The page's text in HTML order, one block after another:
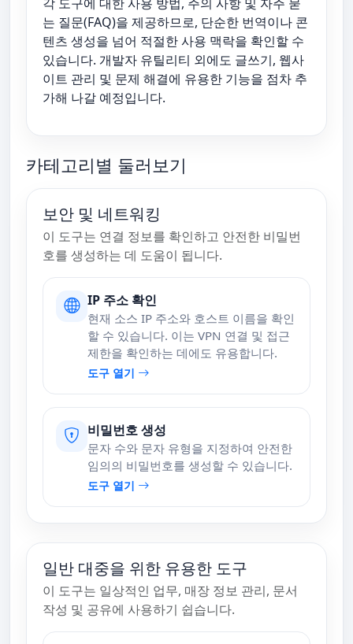
는 질문(FAQ)을 제공하므로, 단순한 번역이나 콘
텐츠 생성을 넘어 적절한 사용 맥락을 확인할 수
있습니다. 개발자 유틸리티 외에도 글쓰기, 웹사
이트 관리 및 문제 해결에 유용한 기능을 점차 추
가해 나갈 예정입니다.
카테고리별 둘러보기
보안 및 네트워킹
이 도구는 연결 정보를 확인하고 안전한 비밀번
호를 생성하는 데 도움이 됩니다.
IP 주소 확인
현재 소스 IP 주소와 호스트 이름을 확인
할 수 있습니다. 이는 VPN 연결 및 접근
제한을 확인하는 데에도 유용합니다.
도구 열기
비밀번호 생성
문자 수와 문자 유형을 지정하여 안전한
임의의 비밀번호를 생성할 수 있습니다.
도구 열기
일반 대중을 위한 유용한 도구
이 도구는 일상적인 업무, 매장 정보 관리, 문서
작성 및 공유에 사용하기 쉽습니다.